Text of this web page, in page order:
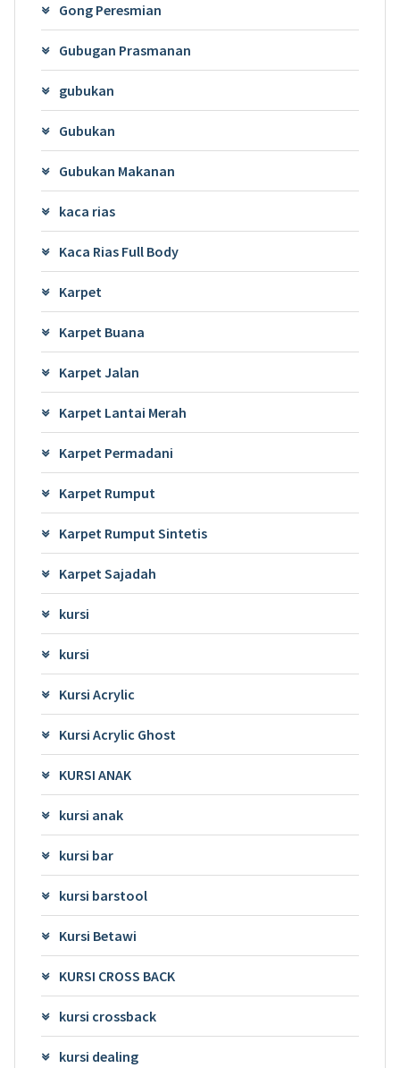
Gong Peresmian
Gubugan Prasmanan
gubukan
Gubukan
Gubukan Makanan
kaca rias
Kaca Rias Full Body
Karpet
Karpet Buana
Karpet Jalan
Karpet Lantai Merah
Karpet Permadani
Karpet Rumput
Karpet Rumput Sintetis
Karpet Sajadah
kursi
kursi
Kursi Acrylic
Kursi Acrylic Ghost
KURSI ANAK
kursi anak
kursi bar
kursi barstool
Kursi Betawi
KURSI CROSS BACK
kursi crossback
kursi dealing